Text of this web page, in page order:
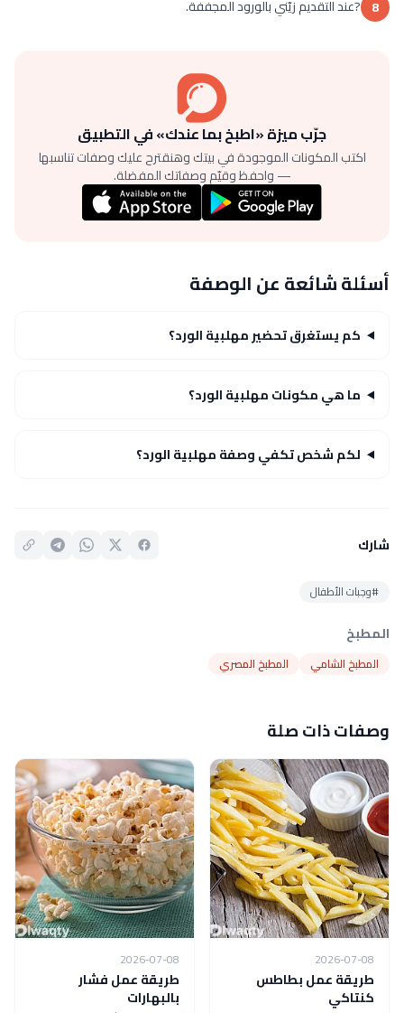
8 ?عند التقديم زيّني بالورود المجففة.
جرّب ميزة «اطبخ بما عندك» في التطبيق
اكتب المكونات الموجودة في بيتك وهنقترح عليك وصفات تناسبها
— واحفظ وقيّم وصفاتك المفضلة.
أسئلة شائعة عن الوصفة
كم يستغرق تحضير مهلبية الورد؟
ما هي مكونات مهلبية الورد؟
لكم شخص تكفي وصفة مهلبية الورد؟
شارك
#وجبات الأطفال
المطبخ
المطبخ الشامي المطبخ المصري
وصفات ذات صلة
2026-07-08
طريقة عمل بطاطس
كنتاكي
2026-07-08
طريقة عمل فشار
بالبهارات